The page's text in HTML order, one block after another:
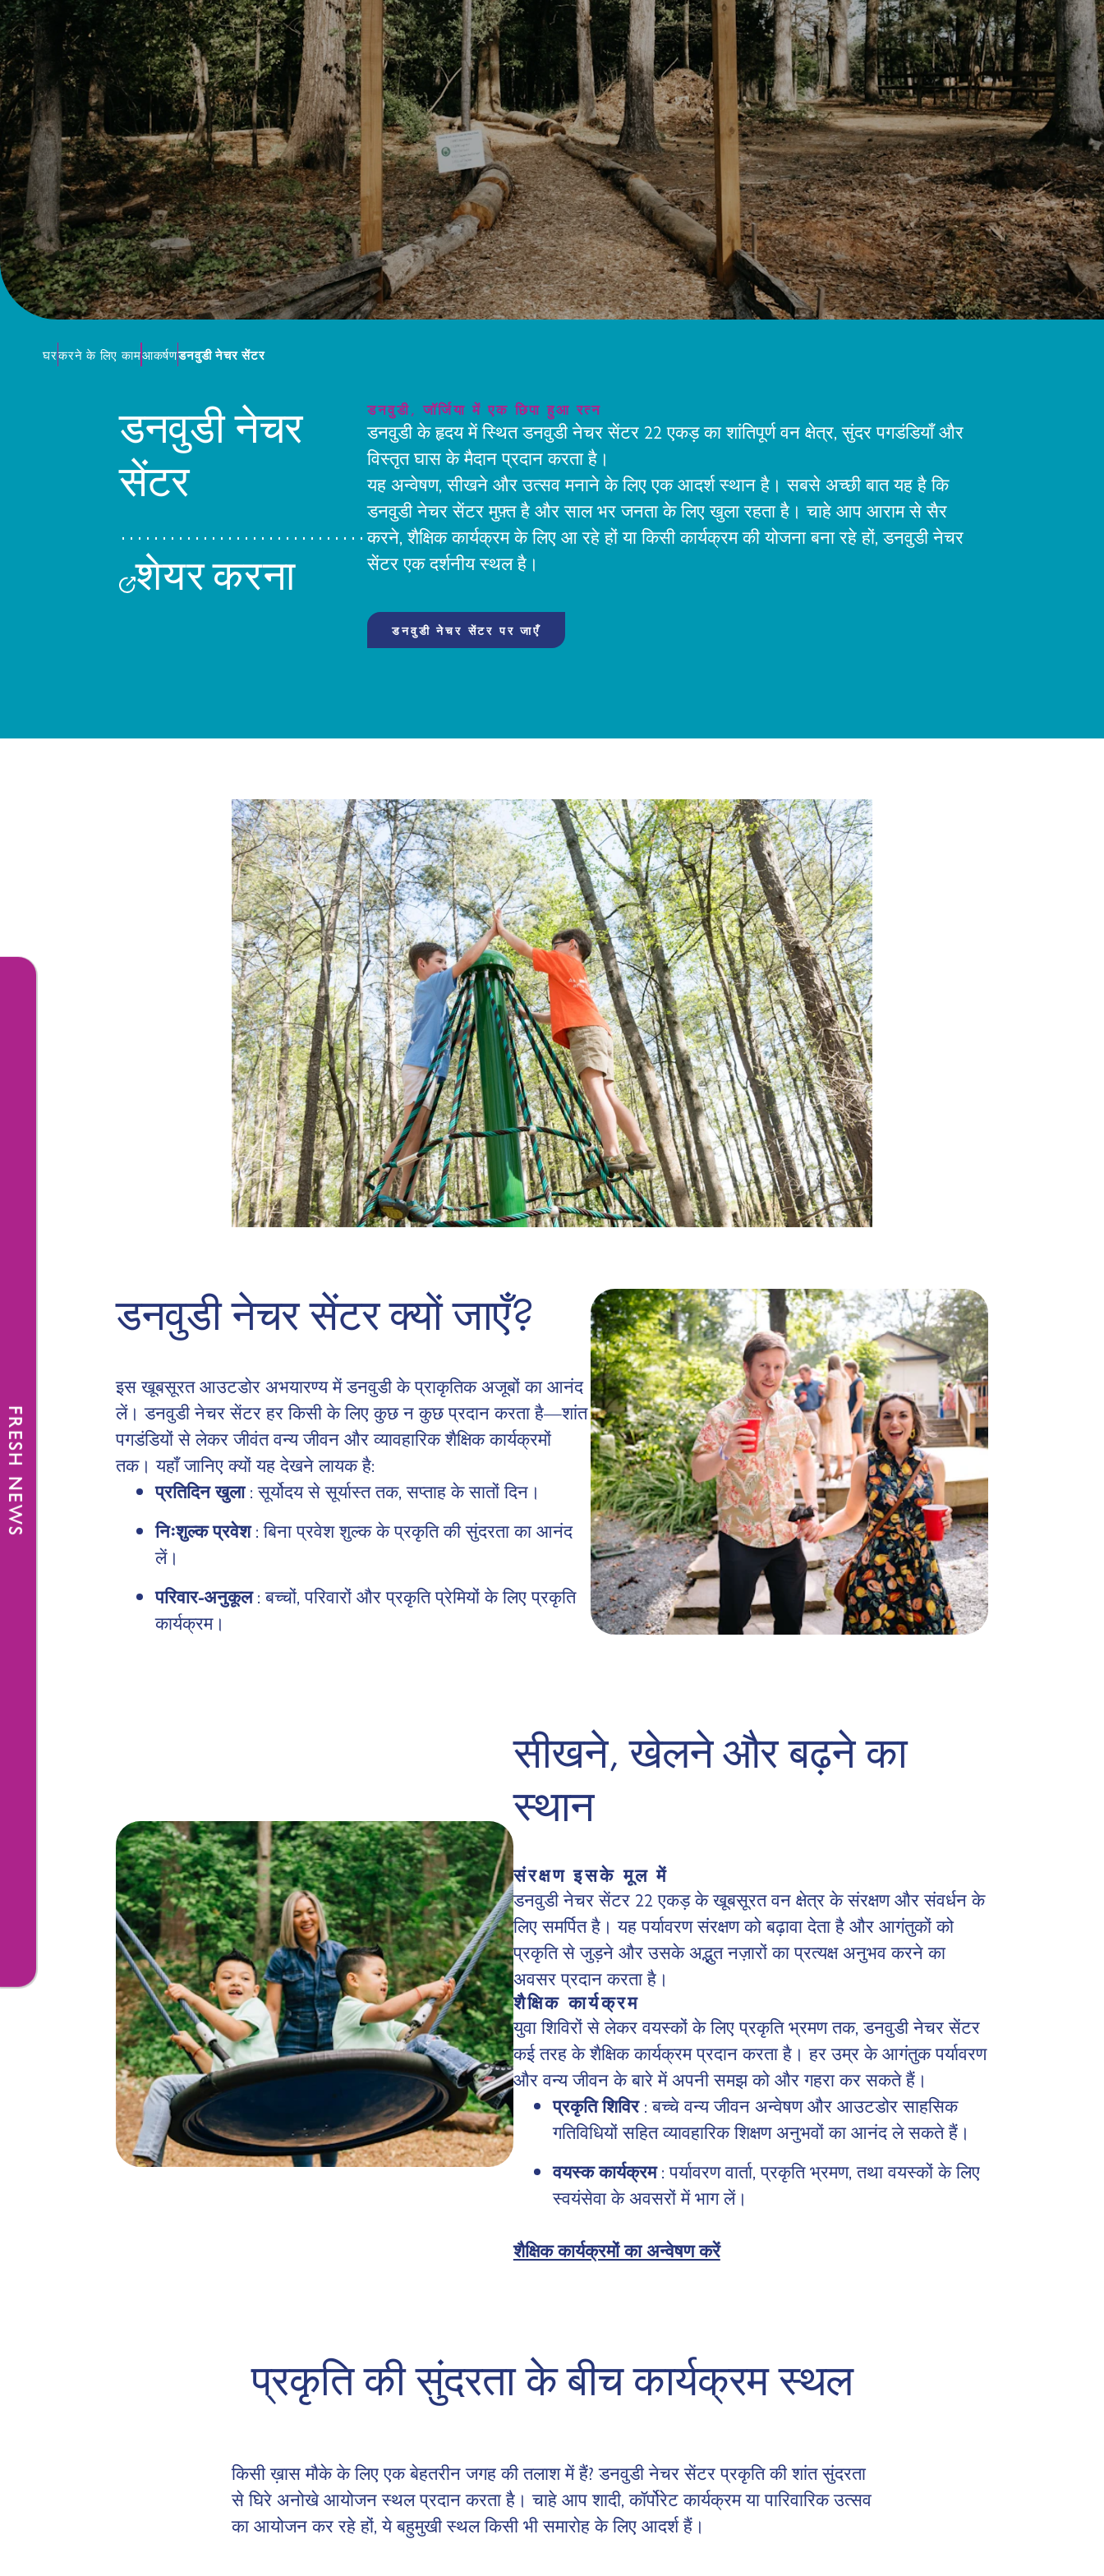
घरकरने के लिए कामआकर्षणडनवुडी नेचर सेंटर
डनवुडी नेचर
सेंटर
शेयर करना
डनवुडी, जॉर्जिया में एक छिपा हुआ रत्न
डनवुडी के हृदय में स्थित डनवुडी नेचर सेंटर 22 एकड़ का शांतिपूर्ण वन क्षेत्र, सुंदर पगडंडियाँ और
विस्तृत घास के मैदान प्रदान करता है।
यह अन्वेषण, सीखने और उत्सव मनाने के लिए एक आदर्श स्थान है। सबसे अच्छी बात यह है कि
डनवुडी नेचर सेंटर मुफ़्त है और साल भर जनता के लिए खुला रहता है। चाहे आप आराम से सैर
करने, शैक्षिक कार्यक्रम के लिए आ रहे हों या किसी कार्यक्रम की योजना बना रहे हों, डनवुडी नेचर
सेंटर एक दर्शनीय स्थल है।
डनवुडी नेचर सेंटर पर जाएँ
डनवुडी नेचर सेंटर क्यों जाएँ?
इस खूबसूरत आउटडोर अभयारण्य में डनवुडी के प्राकृतिक अजूबों का आनंद
लें। डनवुडी नेचर सेंटर हर किसी के लिए कुछ न कुछ प्रदान करता है—शांत
पगडंडियों से लेकर जीवंत वन्य जीवन और व्यावहारिक शैक्षिक कार्यक्रमों
तक। यहाँ जानिए क्यों यह देखने लायक है:
प्रतिदिन खुला: सूर्योदय से सूर्यास्त तक, सप्ताह के सातों दिन।
निःशुल्क प्रवेश: बिना प्रवेश शुल्क के प्रकृति की सुंदरता का आनंद
लें।
परिवार-अनुकूल: बच्चों, परिवारों और प्रकृति प्रेमियों के लिए प्रकृति
कार्यक्रम।
सीखने, खेलने और बढ़ने का
स्थान
संरक्षण इसके मूल में
डनवुडी नेचर सेंटर 22 एकड़ के खूबसूरत वन क्षेत्र के संरक्षण और संवर्धन के
लिए समर्पित है। यह पर्यावरण संरक्षण को बढ़ावा देता है और आगंतुकों को
प्रकृति से जुड़ने और उसके अद्भुत नज़ारों का प्रत्यक्ष अनुभव करने का
अवसर प्रदान करता है।
शैक्षिक कार्यक्रम
युवा शिविरों से लेकर वयस्कों के लिए प्रकृति भ्रमण तक, डनवुडी नेचर सेंटर
कई तरह के शैक्षिक कार्यक्रम प्रदान करता है। हर उम्र के आगंतुक पर्यावरण
और वन्य जीवन के बारे में अपनी समझ को और गहरा कर सकते हैं।
प्रकृति शिविर: बच्चे वन्य जीवन अन्वेषण और आउटडोर साहसिक
गतिविधियों सहित व्यावहारिक शिक्षण अनुभवों का आनंद ले सकते हैं।
वयस्क कार्यक्रम: पर्यावरण वार्ता, प्रकृति भ्रमण, तथा वयस्कों के लिए
स्वयंसेवा के अवसरों में भाग लें।
शैक्षिक कार्यक्रमों का अन्वेषण करें
प्रकृति की सुंदरता के बीच कार्यक्रम स्थल
किसी ख़ास मौके के लिए एक बेहतरीन जगह की तलाश में हैं? डनवुडी नेचर सेंटर प्रकृति की शांत सुंदरता
से घिरे अनोखे आयोजन स्थल प्रदान करता है। चाहे आप शादी, कॉर्पोरेट कार्यक्रम या पारिवारिक उत्सव
का आयोजन कर रहे हों, ये बहुमुखी स्थल किसी भी समारोह के लिए आदर्श हैं।
FRESH NEWS